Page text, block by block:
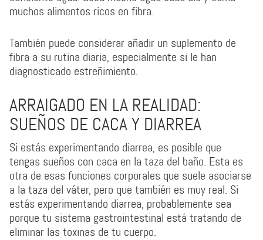
muchos alimentos ricos en fibra.
También puede considerar añadir un suplemento de
fibra a su rutina diaria, especialmente si le han
diagnosticado estreñimiento.
ARRAIGADO EN LA REALIDAD:
SUEÑOS DE CACA Y DIARREA
Si estás experimentando diarrea, es posible que
tengas sueños con caca en la taza del baño. Esta es
otra de esas funciones corporales que suele asociarse
a la taza del váter, pero que también es muy real. Si
estás experimentando diarrea, probablemente sea
porque tu sistema gastrointestinal está tratando de
eliminar las toxinas de tu cuerpo.